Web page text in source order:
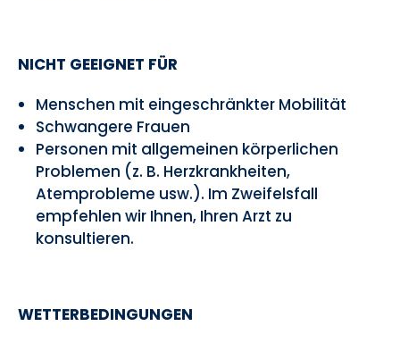
NICHT GEEIGNET FÜR
Menschen mit eingeschränkter Mobilität
Schwangere Frauen
Personen mit allgemeinen körperlichen
Problemen (z. B. Herzkrankheiten,
Atemprobleme usw.). Im Zweifelsfall
empfehlen wir Ihnen, Ihren Arzt zu
konsultieren.
WETTERBEDINGUNGEN